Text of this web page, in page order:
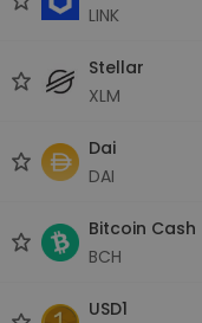
LINK
Stellar
XLM
Dai
DAI
Bitcoin Cash
BCH
USD1